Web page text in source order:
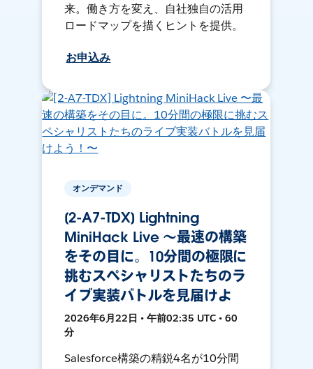
来。働き方を変え、自社独自の活用
ロードマップを描くヒントを提供。
お申込み
オンデマンド
[2-A7-TDX] Lightning
MiniHack Live 〜最速の構築
をその目に。10分間の極限に
挑むスペシャリストたちのラ
イブ実装バトルを見届けよ
2026年6月22日 • 午前02:35 UTC • 60
分
Salesforce構築の精鋭4名が10分間